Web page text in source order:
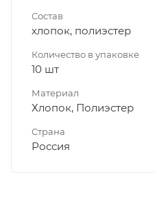
Состав
хлопок, полиэстер
Количество в упаковке
10 шт
Материал
Хлопок, Полиэстер
Страна
Россия